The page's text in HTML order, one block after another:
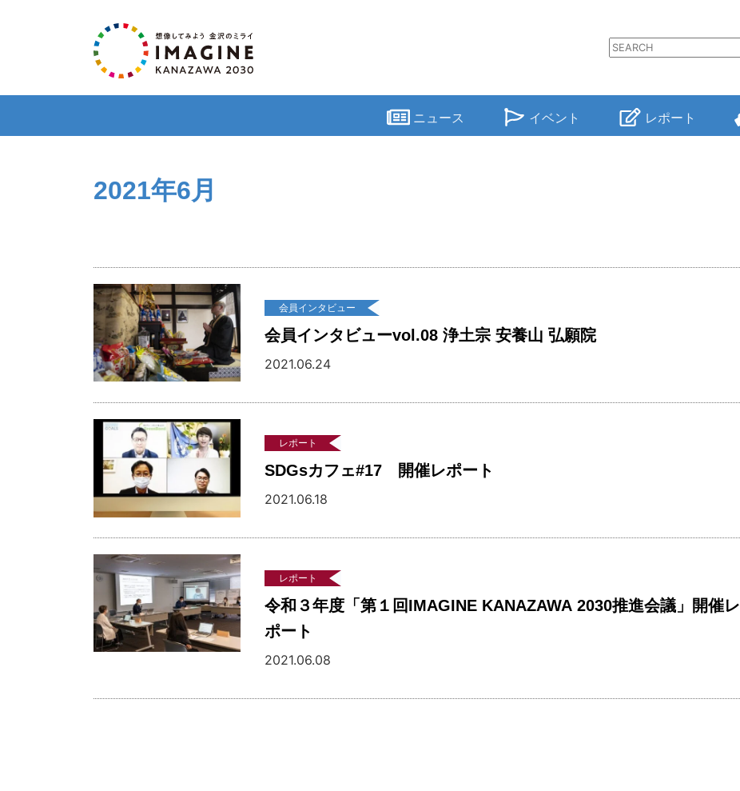
ニュース イベント レポート
2021年6月
会員インタビュー
会員インタビューvol.08 浄土宗 安養山 弘願院
2021.06.24
レポート
SDGsカフェ#17 開催レポート
2021.06.18
レポート
令和３年度「第１回IMAGINE KANAZAWA 2030推進会議」開催レ
ポート
2021.06.08